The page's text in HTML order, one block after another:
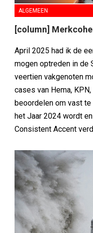
ALGEMEEN
[column]
April 2025 had ik de
mogen optreden in de
veertien vakgenoten
cases van Hema,
beoordelen om vast
het Jaar 2024 wordt
Consistent Accent